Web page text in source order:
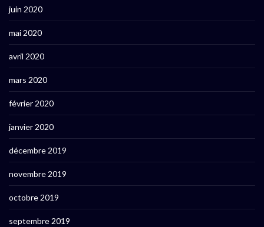
juin 2020
mai 2020
avril 2020
mars 2020
février 2020
janvier 2020
décembre 2019
novembre 2019
octobre 2019
septembre 2019